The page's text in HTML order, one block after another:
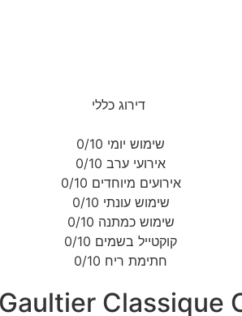
דירוג כללי
שימוש יומי 0/10
אירועי ערב 0/10
אירועים מיוחדים 0/10
שימוש עונתי 0/10
שימוש כמתנה 0/10
קוקטייל בשמים 0/10
חתימת ריח 0/10